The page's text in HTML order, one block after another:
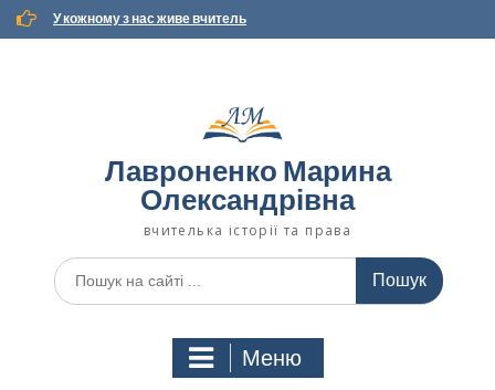
Наверх У кожному з нас живе вчитель
Лавроненко Марина
Олександрівна
вчителька історії та права
Пошук
для:
Меню